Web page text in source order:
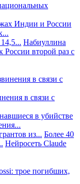
Индии и России
Набиуллина
России второй раз с
в связи с
в убийстве
из... Более 40
Нейросеть Claude